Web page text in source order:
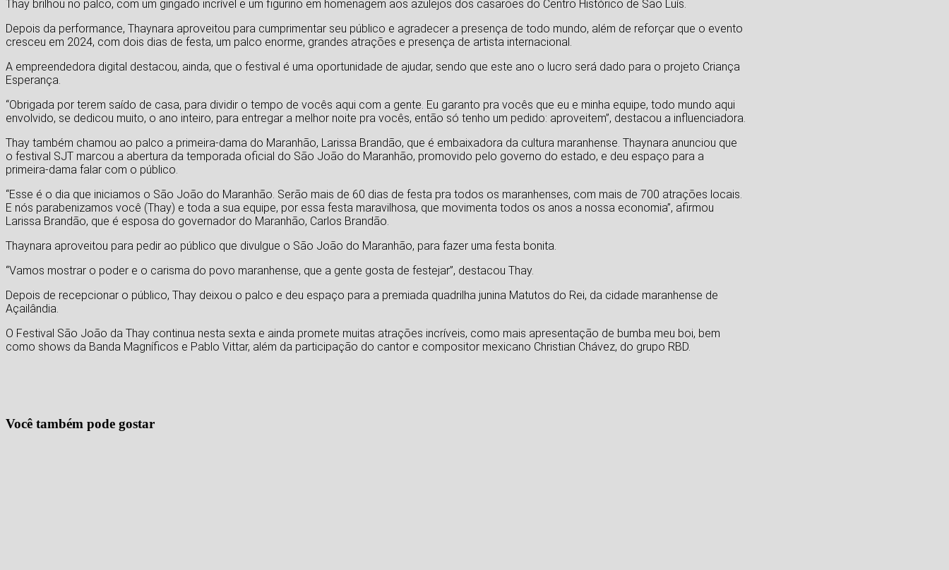
Thay brilhou no palco, com um gingado incrível e um figurino em homenagem aos azulejos dos casarões do Centro Histórico de São Luís.
Depois da performance, Thaynara aproveitou para cumprimentar seu público e agradecer a presença de todo mundo, além de reforçar que o evento
cresceu em 2024, com dois dias de festa, um palco enorme, grandes atrações e presença de artista internacional.
A empreendedora digital destacou, ainda, que o festival é uma oportunidade de ajudar, sendo que este ano o lucro será dado para o projeto Criança
Esperança.
“Obrigada por terem saído de casa, para dividir o tempo de vocês aqui com a gente. Eu garanto pra vocês que eu e minha equipe, todo mundo aqui
envolvido, se dedicou muito, o ano inteiro, para entregar a melhor noite pra vocês, então só tenho um pedido: aproveitem”, destacou a influenciadora.
Thay também chamou ao palco a primeira-dama do Maranhão, Larissa Brandão, que é embaixadora da cultura maranhense. Thaynara anunciou que
o festival SJT marcou a abertura da temporada oficial do São João do Maranhão, promovido pelo governo do estado, e deu espaço para a
primeira-dama falar com o público.
“Esse é o dia que iniciamos o São João do Maranhão. Serão mais de 60 dias de festa pra todos os maranhenses, com mais de 700 atrações locais.
E nós parabenizamos você (Thay) e toda a sua equipe, por essa festa maravilhosa, que movimenta todos os anos a nossa economia”, afirmou
Larissa Brandão, que é esposa do governador do Maranhão, Carlos Brandão.
Thaynara aproveitou para pedir ao público que divulgue o São João do Maranhão, para fazer uma festa bonita.
“Vamos mostrar o poder e o carisma do povo maranhense, que a gente gosta de festejar”, destacou Thay.
Depois de recepcionar o público, Thay deixou o palco e deu espaço para a premiada quadrilha junina Matutos do Rei, da cidade maranhense de
Açailândia.
O Festival São João da Thay continua nesta sexta e ainda promete muitas atrações incríveis, como mais apresentação de bumba meu boi, bem
como shows da Banda Magníficos e Pablo Vittar, além da participação do cantor e compositor mexicano Christian Chávez, do grupo RBD.
Você também pode gostar